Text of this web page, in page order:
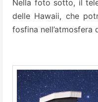
Nella foto sotto, il
delle Hawaii, che
fosfina nell’atmosfera